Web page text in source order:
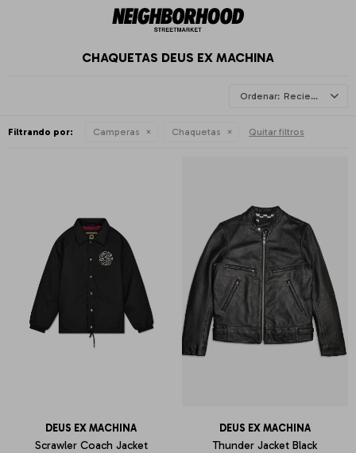
CHAQUETAS DEUS EX MACHINA
Recientes
Filtrando por: Camperas Chaquetas Quitar filtros
DEUS EX MACHINA
Scrawler Coach Jacket
DEUS EX MACHINA
Thunder Jacket Black